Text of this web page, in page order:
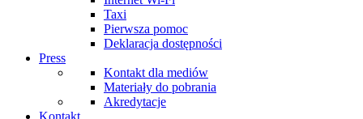
Taxi
Pierwsza pomoc
Deklaracja dostępności
Press
Kontakt dla mediów
Materiały do pobrania
Akredytacje